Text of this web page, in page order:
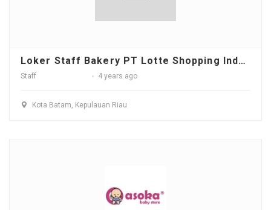
Loker Staff Bakery PT Lotte Shopping Indonesia (Lotte Grosir)
Staff 4 years ago
Kota Batam, Kepulauan Riau